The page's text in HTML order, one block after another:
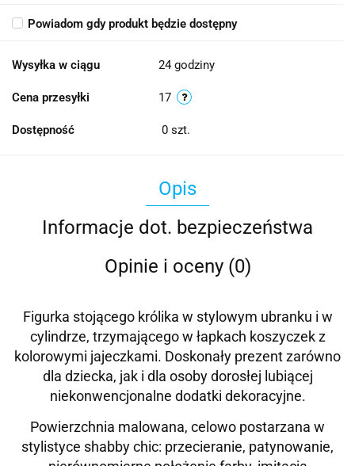
Powiadom gdy produkt będzie dostępny
Wysyłka w ciągu 24 godziny
Cena przesyłki 17
Dostępność 0 szt.
Opis
Informacje dot. bezpieczeństwa
Opinie i oceny (0)
Figurka stojącego królika w stylowym ubranku i w
cylindrze, trzymającego w łapkach koszyczek z
kolorowymi jajeczkami. Doskonały prezent zarówno
dla dziecka, jak i dla osoby dorosłej lubiącej
niekonwencjonalne dodatki dekoracyjne.
Powierzchnia malowana, celowo postarzana w
stylistyce shabby chic: przecieranie, patynowanie,